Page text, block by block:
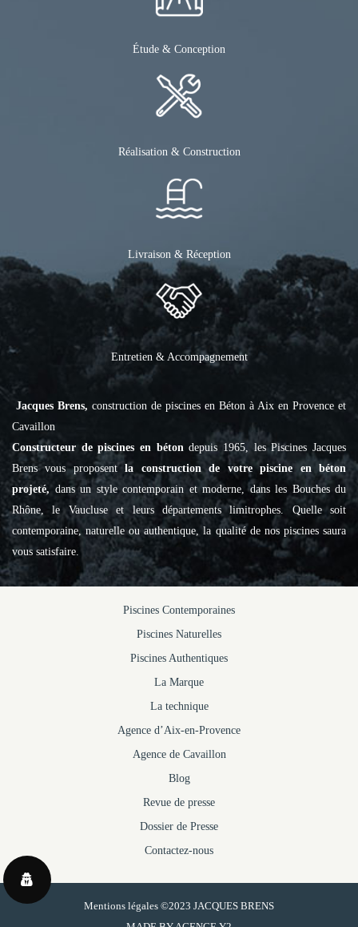
Étude & Conception
Réalisation & Construction
Livraison & Réception
Entretien & Accompagnement
Jacques Brens, construction de piscines en Béton à Aix en Provence et
Cavaillon
Constructeur de piscines en bétondepuis 1965, les Piscines Jacques
Brens vous proposentla construction de votre piscine en béton
projeté, dans un style contemporain et moderne, dans les Bouches du
Rhône, le Vaucluse et leurs départements limitrophes. Quelle soit
contemporaine, naturelle ou authentique, la qualité de nos piscines saura
vous satisfaire.
Piscines Contemporaines
Piscines Naturelles
Piscines Authentiques
La Marque
La technique
Agence d’Aix-en-Provence
Agence de Cavaillon
Blog
Revue de presse
Dossier de Presse
Contactez-nous
Mentions légales ©2023 JACQUES BRENS